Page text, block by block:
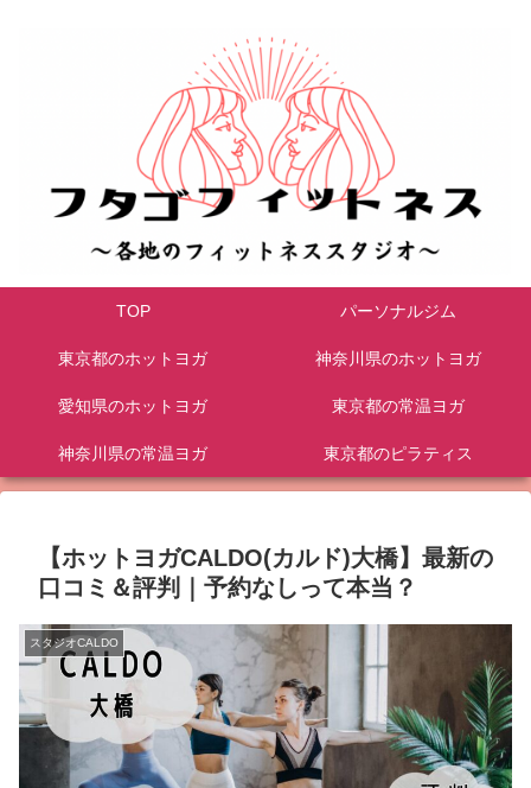
TOP パーソナルジム
東京都のホットヨガ 神奈川県のホットヨガ
愛知県のホットヨガ 東京都の常温ヨガ
神奈川県の常温ヨガ 東京都のピラティス
【ホットヨガCALDO(カルド)大橋】最新の
口コミ＆評判｜予約なしって本当？
スタジオCALDO